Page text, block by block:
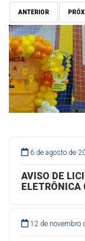
ANTERIOR
6 de agosto de
AVISO DE
12 de novembro